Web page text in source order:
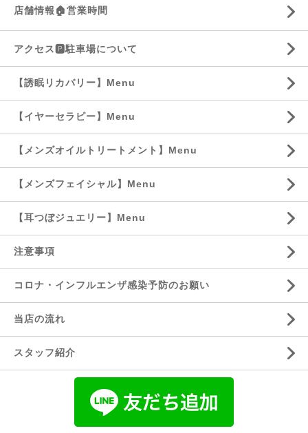
店舗情報🏠営業時間
アクセス🅿️駐車場について
【誘眠リカバリー】Menu
【イヤーセラピー】Menu
【メンズオイルトリートメント】Menu
【メンズフェイシャル】Menu
【耳つぼジュエリー】Menu
注意事項
コロナ・インフルエンザ感染予防のお願い
当店の流れ
スタッフ紹介